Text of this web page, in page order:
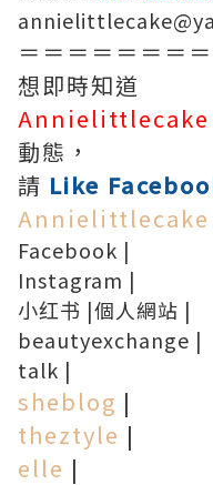
＝＝＝＝＝＝＝
想即時知道
Annielittlecake
動態，
請 Like
Annielittlecake
Facebook |
Instagram |
小红书 |個人網站 |
beautyexchange |
talk |
sheblog |
theztyle |
elle |